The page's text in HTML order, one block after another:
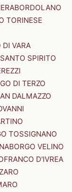
BORDOLANO
TORINESE
DI VARA
SPIRITO
DI TERZO
DALMAZZO
TOSSIGNANO
BORGO VELINO
D'IVREA